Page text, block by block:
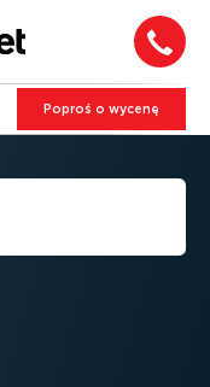
Poproś o wycenę
-